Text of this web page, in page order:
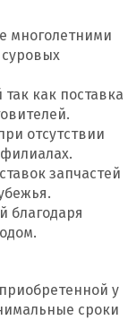
многолетними
как поставка
отсутствии
запчастей
благодаря
у
сроки